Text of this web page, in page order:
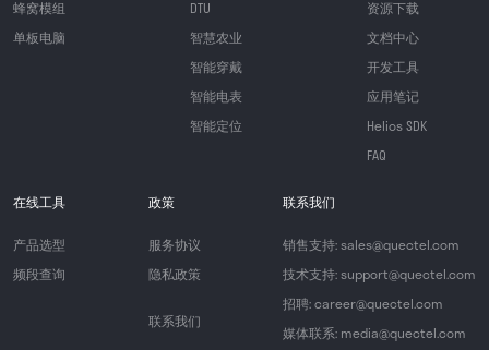
蜂窝模组
单板电脑
DTU
智慧农业
智能穿戴
智能电表
智能定位
资源下载
文档中心
开发工具
应用笔记
Helios SDK
FAQ
在线工具
产品选型
频段查询
政策
服务协议
隐私政策
联系我们
联系我们
销售支持: sales@quectel.com
技术支持: support@quectel.com
招聘: career@quectel.com
媒体联系: media@quectel.com